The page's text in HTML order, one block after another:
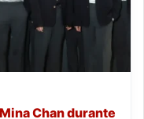
Chan durante